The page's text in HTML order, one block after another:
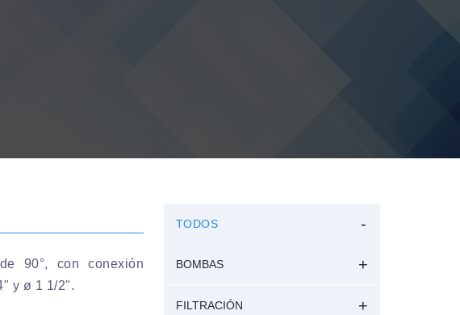
90°, con conexión
y ø 1 1/2".
TODOS
BOMBAS
FILTRACIÓN